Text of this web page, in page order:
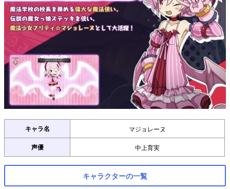
キャラ名 マジョレーヌ
声優 中上育実
キャラクターの一覧